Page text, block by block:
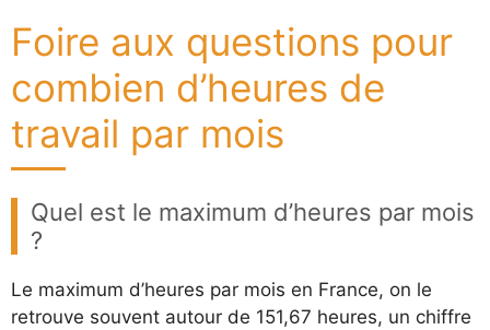
Foire aux questions pour
combien d’heures de
travail par mois
Quel est le maximum d’heures par mois
?
Le maximum d’heures par mois en France, on le
retrouve souvent autour de 151,67 heures, un chiffre